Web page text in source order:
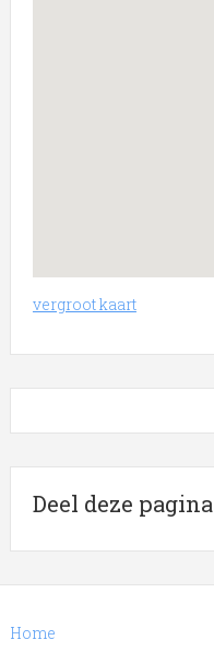
vergroot kaart
Deel deze pagina
Home